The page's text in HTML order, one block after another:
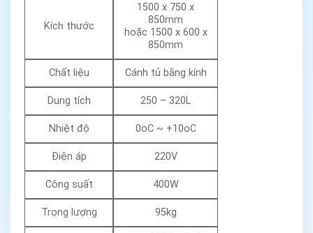
Kích thước
1500 x 750 x
850mm
hoặc 1500 x 600 x
850mm
Chất liệu Cánh tủ bằng kính
Dung tích 250 – 320L
Nhiệt độ 0oC ~ +10oC
Điện áp 220V
Công suất 400W
Trọng lượng 95kg